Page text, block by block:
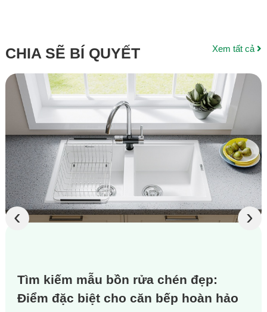
CHIA SẼ BÍ QUYẾT Xem tất cả
Tìm kiếm mẫu bồn rửa chén đẹp:
Điểm đặc biệt cho căn bếp hoàn hảo
‹ ›